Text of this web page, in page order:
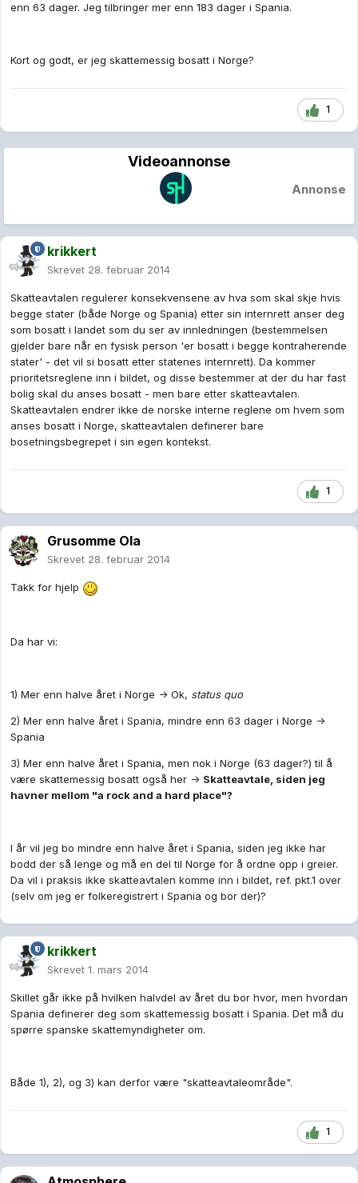
enn 63 dager. Jeg tilbringer mer enn 183 dager i Spania.
Kort og godt, er jeg skattemessig bosatt i Norge?
1
Videoannonse
Annonse
krikkert
Skrevet 28. februar 2014
Skatteavtalen regulerer konsekvensene av hva som skal skje hvis
begge stater (både Norge og Spania) etter sin internrett anser deg
som bosatt i landet som du ser av innledningen (bestemmelsen
gjelder bare når en fysisk person 'er bosatt i begge kontraherende
stater' - det vil si bosatt etter statenes internrett). Da kommer
prioritetsreglene inn i bildet, og disse bestemmer at der du har fast
bolig skal du anses bosatt - men bare etter skatteavtalen.
Skatteavtalen endrer ikke de norske interne reglene om hvem som
anses bosatt i Norge, skatteavtalen definerer bare
bosetningsbegrepet i sin egen kontekst.
1
Grusomme Ola
Skrevet 28. februar 2014
Takk for hjelp
Da har vi:
1) Mer enn halve året i Norge -> Ok, status quo
2) Mer enn halve året i Spania, mindre enn 63 dager i Norge ->
Spania
3) Mer enn halve året i Spania, men nok i Norge (63 dager?) til å
være skattemessig bosatt også her -> Skatteavtale, siden jeg
havner mellom "a rock and a hard place"?
I år vil jeg bo mindre enn halve året i Spania, siden jeg ikke har
bodd der så lenge og må en del til Norge for å ordne opp i greier.
Da vil i praksis ikke skatteavtalen komme inn i bildet, ref. pkt.1 over
(selv om jeg er folkeregistrert i Spania og bor der)?
krikkert
Skrevet 1. mars 2014
Skillet går ikke på hvilken halvdel av året du bor hvor, men hvordan
Spania definerer deg som skattemessig bosatt i Spania. Det må du
spørre spanske skattemyndigheter om.
Både 1), 2), og 3) kan derfor være "skatteavtaleområde".
1